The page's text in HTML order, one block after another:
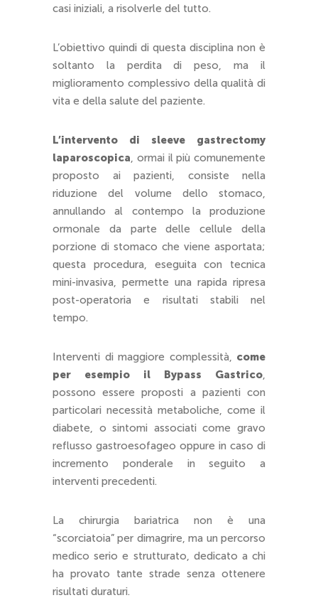
casi iniziali, a risolverle del tutto.
L’obiettivo quindi di questa disciplina non è
soltanto la perdita di peso, ma il
miglioramento complessivo della qualità di
vita e della salute del paziente.
L’intervento di sleeve gastrectomy
laparoscopica, ormai il più comunemente
proposto ai pazienti, consiste nella
riduzione del volume dello stomaco,
annullando al contempo la produzione
ormonale da parte delle cellule della
porzione di stomaco che viene asportata;
questa procedura, eseguita con tecnica
mini-invasiva, permette una rapida ripresa
post-operatoria e risultati stabili nel
tempo.
Interventi di maggiore complessità, come
per esempio il Bypass Gastrico,
possono essere proposti a pazienti con
particolari necessità metaboliche, come il
diabete, o sintomi associati come gravo
reflusso gastroesofageo oppure in caso di
incremento ponderale in seguito a
interventi precedenti.
La chirurgia bariatrica non è una
“scorciatoia” per dimagrire, ma un percorso
medico serio e strutturato, dedicato a chi
ha provato tante strade senza ottenere
risultati duraturi.